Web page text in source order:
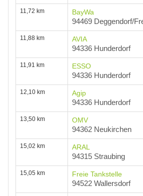
11,72 km
BayWa
94469 Deggendorf/
11,88 km
AVIA
94336 Hunderdorf
11,91 km
ESSO
94336 Hunderdorf
12,10 km
Agip
94336 Hunderdorf
13,50 km
OMV
94362 Neukirchen
15,02 km
ARAL
94315 Straubing
15,05 km
Freie Tankstelle
94522 Wallersdorf